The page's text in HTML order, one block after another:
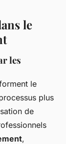
le
les
le
plus
de
,